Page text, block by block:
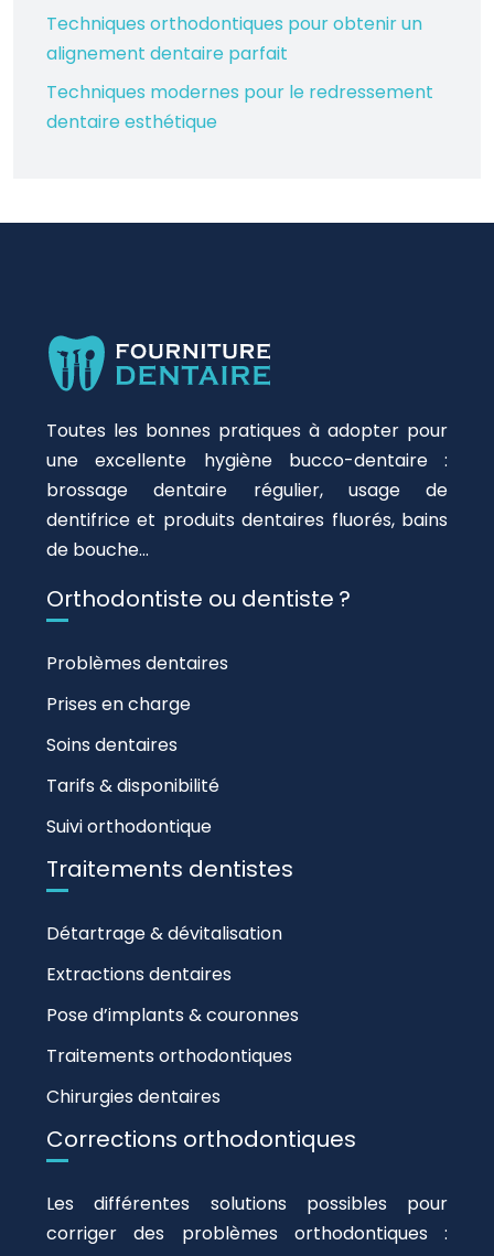
Techniques orthodontiques pour obtenir un
alignement dentaire parfait
Techniques modernes pour le redressement
dentaire esthétique
Toutes les bonnes pratiques à adopter pour
une excellente hygiène bucco-dentaire :
brossage dentaire régulier, usage de
dentifrice et produits dentaires fluorés, bains
de bouche…
Orthodontiste ou dentiste ?
Problèmes dentaires
Prises en charge
Soins dentaires
Tarifs & disponibilité
Suivi orthodontique
Traitements dentistes
Détartrage & dévitalisation
Extractions dentaires
Pose d’implants & couronnes
Traitements orthodontiques
Chirurgies dentaires
Corrections orthodontiques
Les différentes solutions possibles pour
corriger des problèmes orthodontiques :